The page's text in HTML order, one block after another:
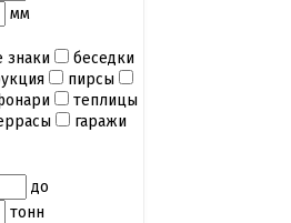
мм
знаки
беседки
пирсы
теплицы
гаражи
до
тонн